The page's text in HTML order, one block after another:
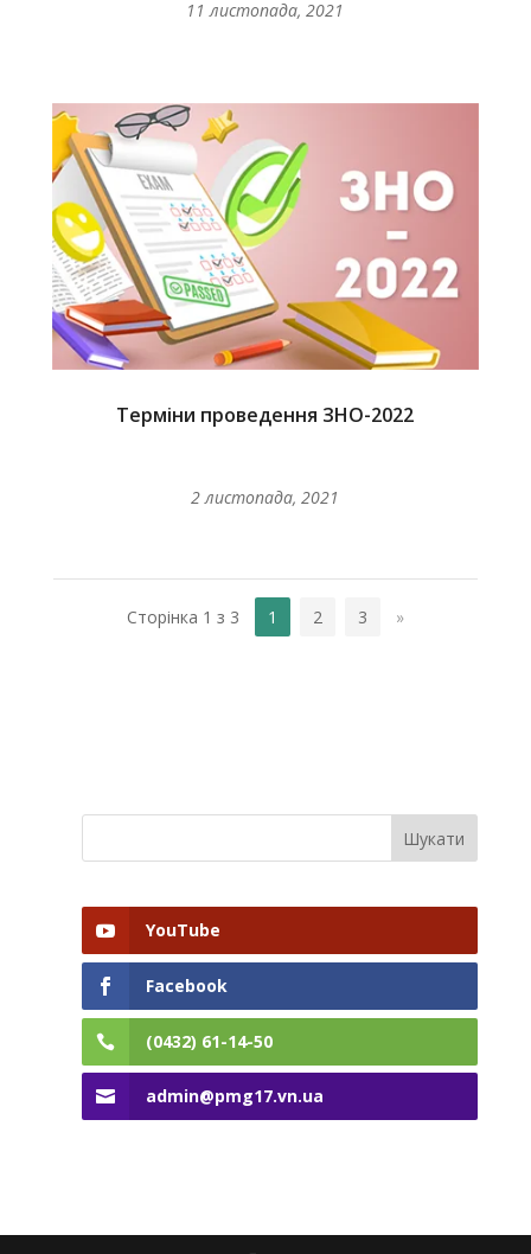
11 листопада, 2021
Терміни проведення ЗНО-2022
2 листопада, 2021
Сторінка 1 з 3 1 2 3 »
YouTube
Facebook
(0432) 61-14-50
admin@pmg17.vn.ua